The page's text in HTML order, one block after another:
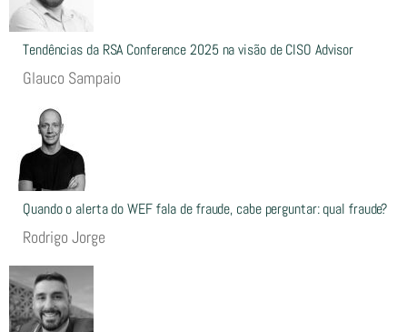
Tendências da RSA Conference 2025 na visão de CISO Advisor
Glauco Sampaio
Quando o alerta do WEF fala de fraude, cabe perguntar: qual fraude?
Rodrigo Jorge